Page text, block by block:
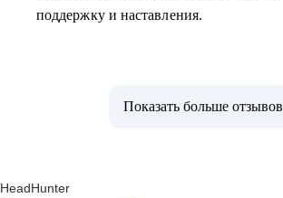
поддержку и наставления.
Показать больше отзывов
HeadHunter